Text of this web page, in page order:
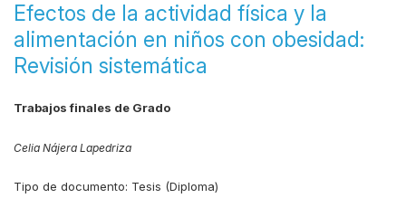
Efectos de la actividad física y la
alimentación en niños con obesidad:
Revisión sistemática
Trabajos finales de Grado
Celia Nájera Lapedriza
Tipo de documento: Tesis (Diploma)